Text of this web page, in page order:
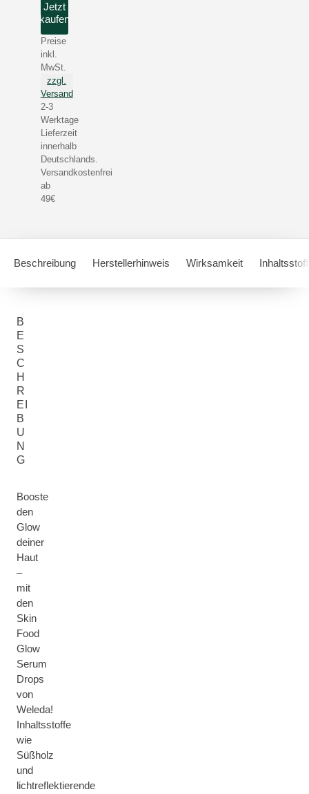
Jetzt
kaufen
Preise
inkl.
MwSt.
zzgl.
Versand
2-3
Werktage
Lieferzeit
innerhalb
Deutschlands.
Versandkostenfrei
ab
49€
Beschreibung Herstellerhinweis Wirksamkeit
B
E
S
C
H
R
EI
B
U
N
G
Booste
den
Glow
deiner
Haut
–
mit
den
Skin
Food
Glow
Serum
Drops
von
Weleda!
Inhaltsstoffe
wie
Süßholz
und
lichtreflektierende